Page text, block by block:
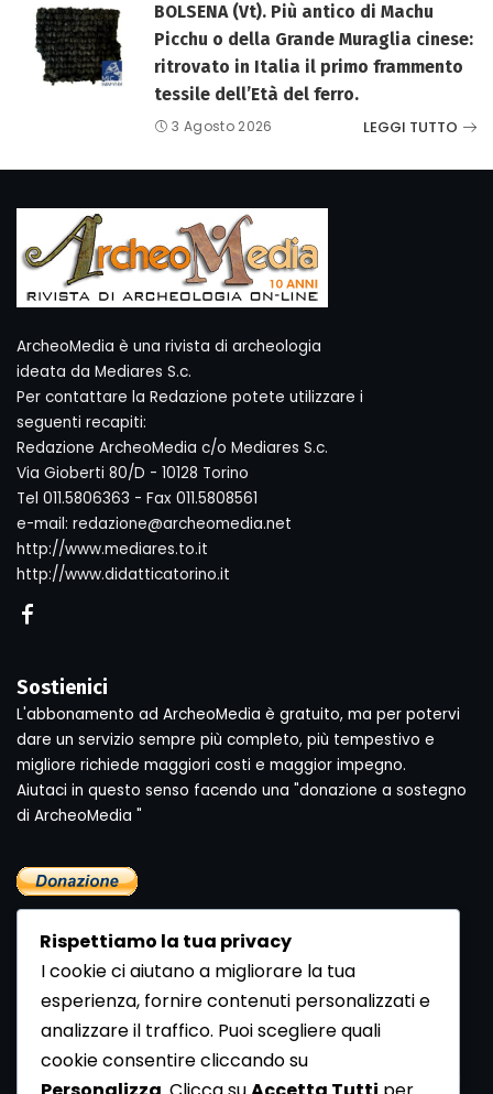
BOLSENA (Vt). Più antico di Machu
Picchu o della Grande Muraglia cinese:
ritrovato in Italia il primo frammento
tessile dell’Età del ferro.
3 Agosto 2026 LEGGI TUTTO
ArcheoMedia è una rivista di archeologia
ideata da Mediares S.c.
Per contattare la Redazione potete utilizzare i
seguenti recapiti:
Redazione ArcheoMedia c/o Mediares S.c.
Via Gioberti 80/D - 10128 Torino
Tel 011.5806363 - Fax 011.5808561
e-mail: redazione@archeomedia.net
http://www.mediares.to.it
http://www.didatticatorino.it
Sostienici
L'abbonamento ad ArcheoMedia è gratuito, ma per potervi
dare un servizio sempre più completo, più tempestivo e
migliore richiede maggiori costi e maggior impegno.
Aiutaci in questo senso facendo una "donazione a sostegno
di ArcheoMedia "
Newsletter
Se vuoi ricevere la Rivista gratuita di archeologia realizzata
Rispettiamo la tua privacy
I cookie ci aiutano a migliorare la tua
esperienza, fornire contenuti personalizzati e
analizzare il traffico. Puoi scegliere quali
cookie consentire cliccando su